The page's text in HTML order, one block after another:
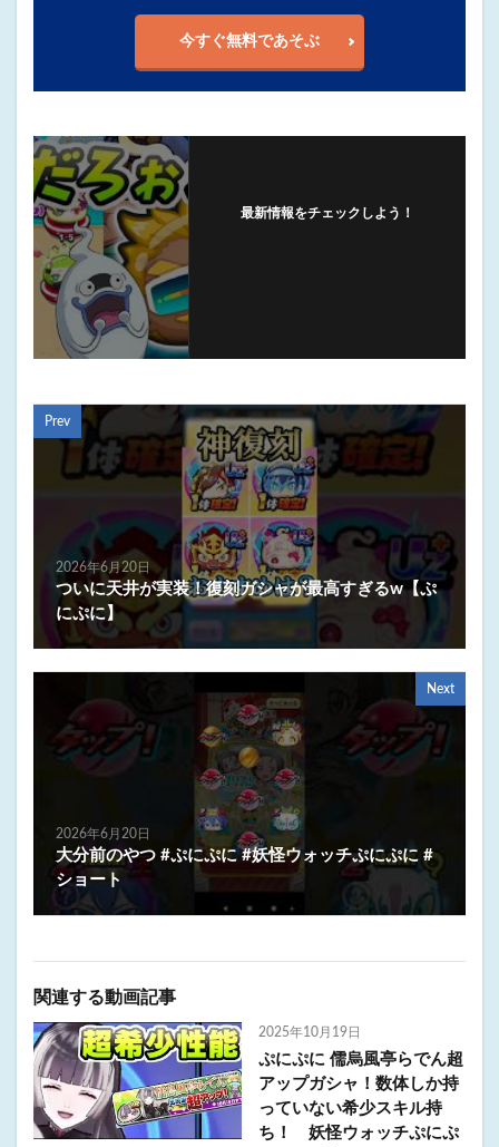
今すぐ無料であそぶ
最新情報をチェックしよう！
Prev
2026年6月20日
ついに天井が実装！復刻ガシャが最高すぎるw【ぷ
にぷに】
Next
2026年6月20日
大分前のやつ #ぷにぷに #妖怪ウォッチぷにぷに #
ショート
関連する動画記事
2025年10月19日
ぷにぷに 儒烏風亭らでん超
アップガシャ！数体しか持
っていない希少スキル持
ち！ 妖怪ウォッチぷにぷ